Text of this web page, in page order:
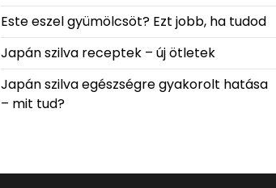
Este eszel gyümölcsöt? Ezt jobb, ha tudod
Japán szilva receptek – új ötletek
Japán szilva egészségre gyakorolt hatása
– mit tud?